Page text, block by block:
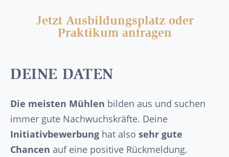
Jetzt Ausbildungsplatz oder
Praktikum anfragen
DEINE DATEN
Die meisten Mühlen bilden aus und suchen
immer gute Nachwuchskräfte. Deine
Initiativbewerbung hat also sehr gute
Chancen auf eine positive Rückmeldung.